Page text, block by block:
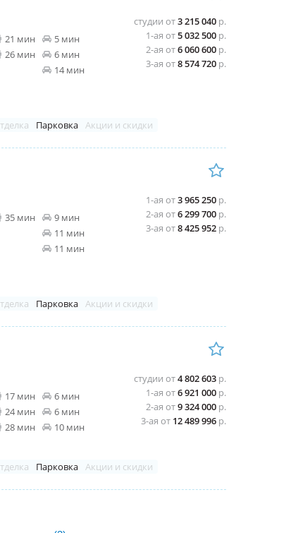
студии от3 215 040 р.
1-ая от5 032 500 р.
2-ая от6 060 600 р.
3-ая от8 574 720 р.
21 мин
5 мин
26 мин
6 мин
14 мин
Парковка Акции и скидки
1-ая от3 965 250 р.
2-ая от6 299 700 р.
3-ая от8 425 952 р.
35 мин
9 мин
11 мин
11 мин
Парковка Акции и скидки
студии от4 802 603 р.
1-ая от6 921 000 р.
2-ая от9 324 000 р.
3-ая от 12 489 996 р.
17 мин
6 мин
24 мин
6 мин
28 мин
10 мин
Парковка Акции и скидки